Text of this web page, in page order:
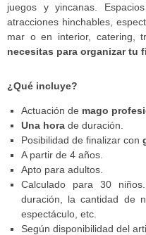
juegos y yincanas.
atracciones hinchables,
mar o en interior, catering,
necesitas para organizar tu
¿Qué incluye?
Actuación de mago
Una hora de duración.
Posibilidad de finalizar con
A partir de 4 años.
Apto para adultos.
Calculado para 30
duración, la cantidad de
espectáculo, etc.
Según disponibilidad del